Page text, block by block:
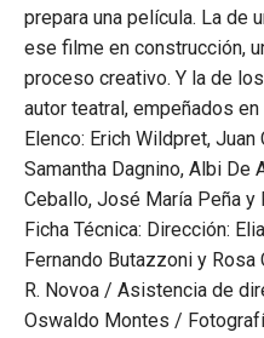
prepara una película. La de
ese filme en construcción,
proceso creativo. Y la de
autor teatral, empeñados
Elenco: Erich Wildpret, Juan
Samantha Dagnino, Albi De
Ceballo, José María Peña y
Ficha Técnica: Dirección:
Fernando Butazzoni y
R. Novoa / Asistencia de
Oswaldo Montes /